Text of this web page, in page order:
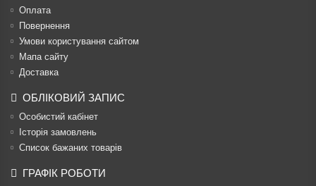
Оплата
Повернення
Умови користування сайтом
Мапа сайту
Доставка
ОБЛІКОВИЙ ЗАПИС
Особистий кабінет
Історія замовлень
Список бажаних товарів
ГРАФІК РОБОТИ